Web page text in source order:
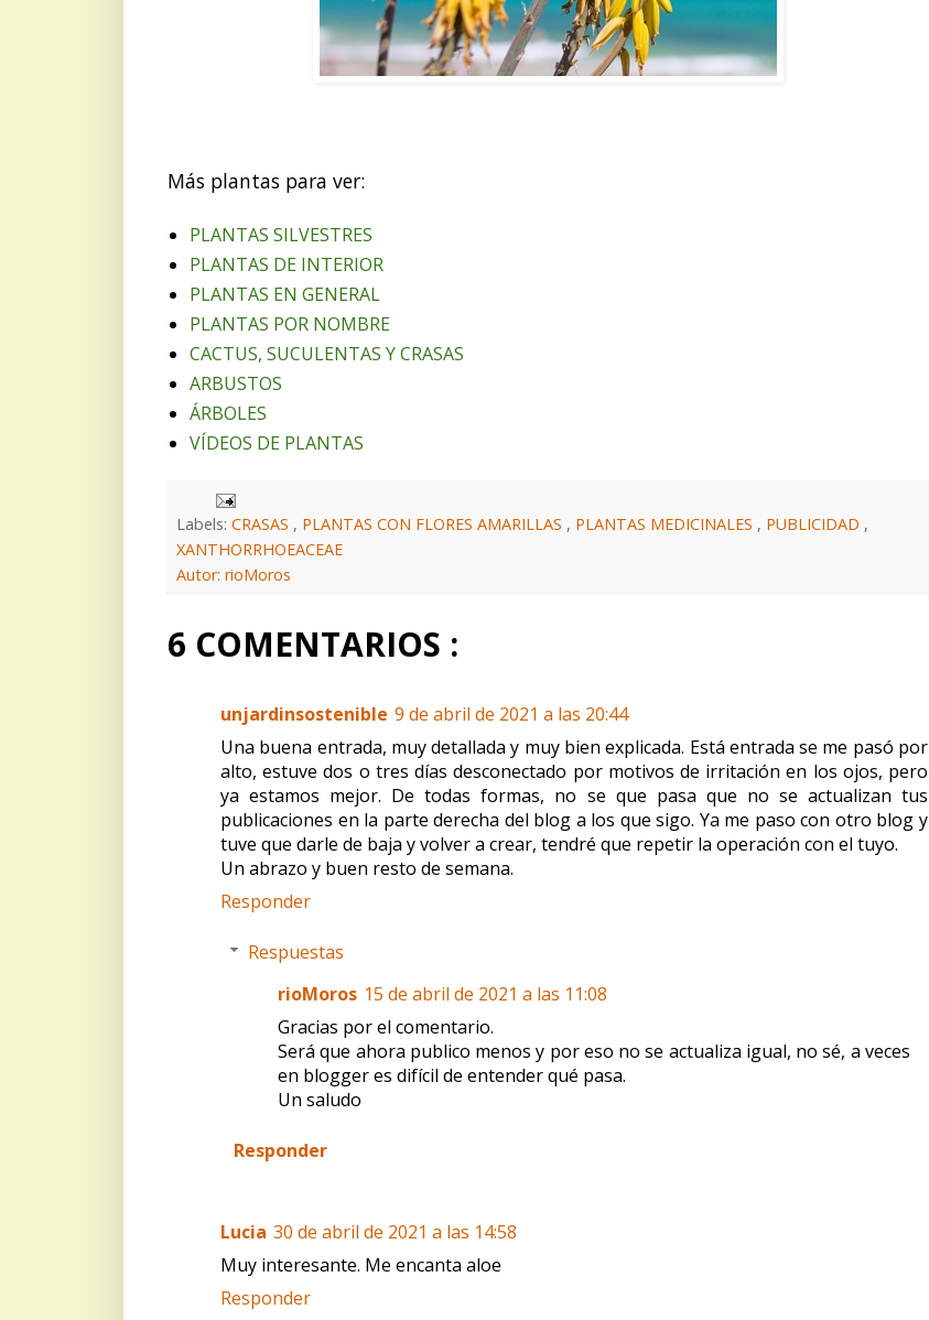
Más plantas para ver:
PLANTAS SILVESTRES
PLANTAS DE INTERIOR
PLANTAS EN GENERAL
PLANTAS POR NOMBRE
CACTUS, SUCULENTAS Y CRASAS
ARBUSTOS
ÁRBOLES
VÍDEOS DE PLANTAS
Labels: CRASAS , PLANTAS CON FLORES AMARILLAS , PLANTAS MEDICINALES , PUBLICIDAD ,
XANTHORRHOEACEAE
Autor: rioMoros
6 COMENTARIOS :
unjardinsostenible 9 de abril de 2021 a las 20:44
Una buena entrada, muy detallada y muy bien explicada. Está entrada se me pasó por
alto, estuve dos o tres días desconectado por motivos de irritación en los ojos, pero
ya estamos mejor. De todas formas, no se que pasa que no se actualizan tus
publicaciones en la parte derecha del blog a los que sigo. Ya me paso con otro blog y
tuve que darle de baja y volver a crear, tendré que repetir la operación con el tuyo.
Un abrazo y buen resto de semana.
Responder
Respuestas
rioMoros 15 de abril de 2021 a las 11:08
Gracias por el comentario.
Será que ahora publico menos y por eso no se actualiza igual, no sé, a veces
en blogger es difícil de entender qué pasa.
Un saludo
Responder
Lucia 30 de abril de 2021 a las 14:58
Muy interesante. Me encanta aloe
Responder